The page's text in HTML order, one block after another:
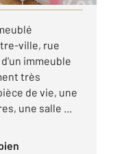
ville, rue
immeuble
très
de vie, une
une salle ...